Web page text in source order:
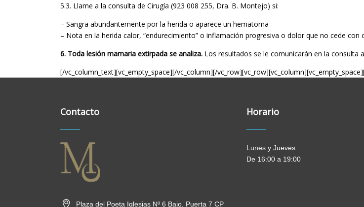
5.3. Llame a la consulta de Cirugía (923 008 255, Dra. B. Montejo) si:
– Sangra abundantemente por la herida o aparece un hematoma
– Nota en la herida calor, “endurecimiento” o inflamación progresiva o dolor que no cede con
6. Toda lesión mamaria extirpada se analiza. Los resultados se le comunicarán en la consulta
[/vc_column_text][vc_empty_space][/vc_column][/
Contacto
Plaza del Poeta Iglesias Nº 6 Bajo, Puerta 7 CP
Horario
Lunes y Jueves
De 16:00 a 19:00